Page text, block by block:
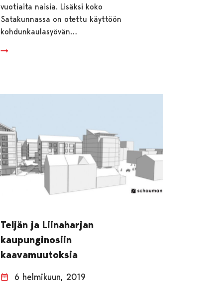
vuotiaita naisia. Lisäksi koko
Satakunnassa on otettu käyttöön
kohdunkaulasyövän…
Teljän ja Liinaharjan
kaupunginosiin
kaavamuutoksia
6 helmikuun, 2019